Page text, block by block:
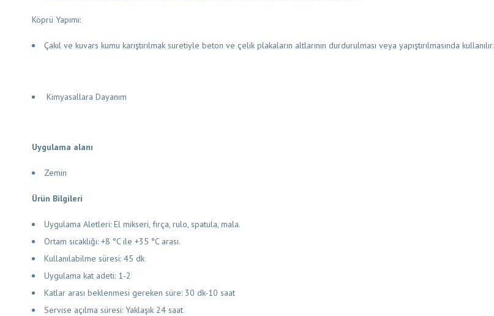
Köprü Yapımı:
Çakıl ve kuvars kumu karıştırılmak suretiyle beton ve çelik plakaların altlarının durdurulması veya yapıştırılmasında kullanılır.
Kimyasallara Dayanım
Uygulama alanı
Zemin
Ürün Bilgileri
Uygulama Aletleri: El mikseri, fırça, rulo, spatula, mala.
Ortam sıcaklığı: +8 °C ile +35 °C arası.
Kullanılabilme süresi: 45 dk
Uygulama kat adeti: 1-2
Katlar arası beklenmesi gereken süre: 30 dk-10 saat
Servise açılma süresi: Yaklaşık 24 saat